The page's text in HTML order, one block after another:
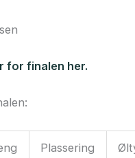
for finalen her.
Plassering